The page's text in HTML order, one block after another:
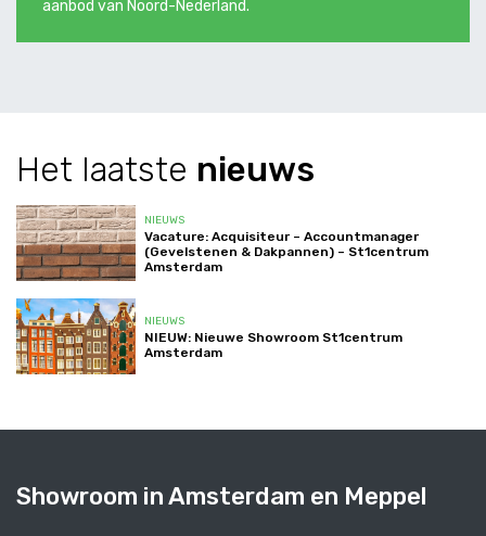
aanbod van Noord-Nederland.
Het laatste nieuws
NIEUWS
Vacature: Acquisiteur – Accountmanager
(Gevelstenen & Dakpannen) – St1centrum
Amsterdam
NIEUWS
NIEUW: Nieuwe Showroom St1centrum
Amsterdam
Showroom in Amsterdam en Meppel